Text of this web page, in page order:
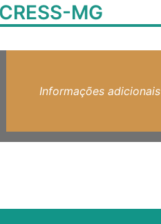
MG
Informações adicionais